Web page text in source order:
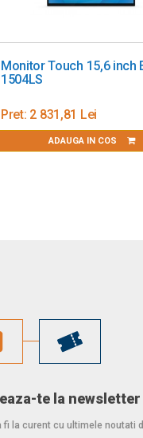
Monitor Touch 15,6 inch
1504LS
Pret: 2 831,81 Lei
ADAUGA IN COS
te la newsletter
fi la curent cu ultimele noutati